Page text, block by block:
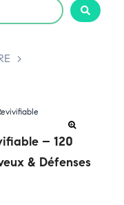
>
– 120
& Défenses